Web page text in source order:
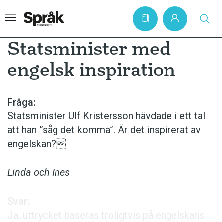
Hem
Artiklar
Krönikor
Språkfrågor
Skrivtips
Bokrecensioner
Statsminister med
engelsk inspiration
Fråga:
Statsminister Ulf Kristersson hävdade i ett tal
att han ”såg det komma”. Är det inspirerat av
engelskan?
Linda och Ines